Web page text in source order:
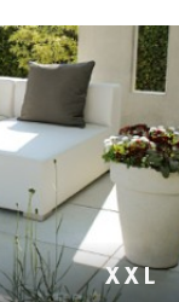
oder